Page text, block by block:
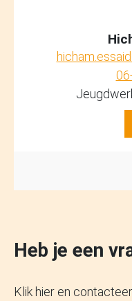
Heb je een
Klik hier en